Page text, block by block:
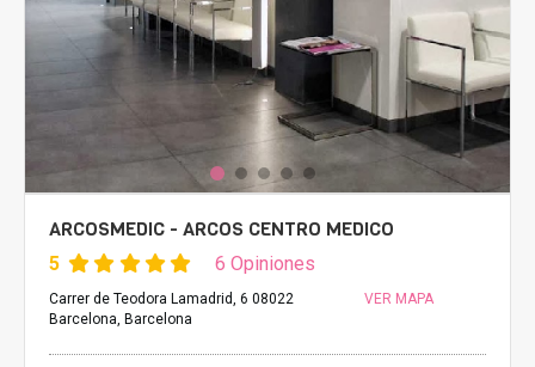
ARCOSMEDIC - ARCOS CENTRO MEDICO
5 6 Opiniones
Carrer de Teodora Lamadrid, 6 08022
Barcelona, Barcelona
VER MAPA